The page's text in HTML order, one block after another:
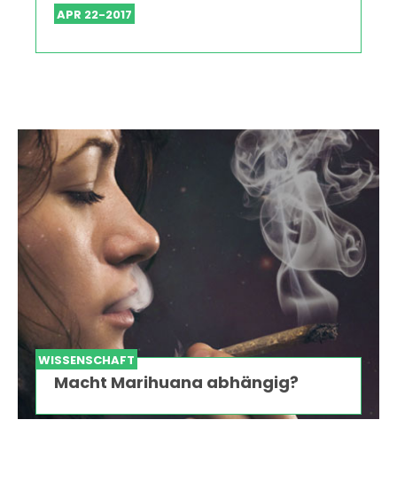
APR 22-2017
WISSENSCHAFT
Macht Marihuana abhängig?